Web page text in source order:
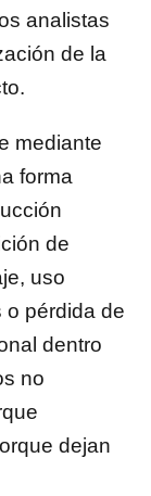
analistas
de la
mediante
forma
de
uso
o pérdida de
dentro
no
dejan